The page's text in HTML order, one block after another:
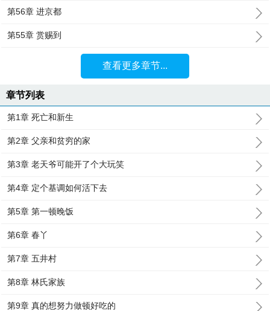
第56章 进京都
第55章 赏赐到
查看更多章节...
章节列表
第1章 死亡和新生
第2章 父亲和贫穷的家
第3章 老天爷可能开了个大玩笑
第4章 定个基调如何活下去
第5章 第一顿晚饭
第6章 春丫
第7章 五井村
第8章 林氏家族
第9章 真的想努力做顿好吃的